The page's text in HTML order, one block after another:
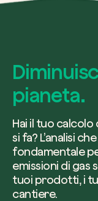
pianeta.
Hai il tuo
si fa? L’analisi
fondamentale
emissioni di gas
tuoi prodotti, i
cantiere.